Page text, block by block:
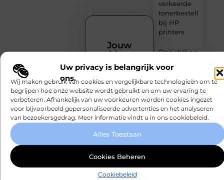
Uw privacy is belangrijk voor
ons.
Wij maken gebruik van cookies en vergelijkbare technologieën om te
begrijpen hoe onze website wordt gebruikt en om uw ervaring te
verbeteren. Afhankelijk van uw voorkeuren worden cookies ingezet
voor bijvoorbeeld gepersonaliseerde advertenties en het analyseren
van bezoekersgedrag. Meer informatie vindt u in ons cookiebeleid.
Alles Toestaan
Cookies Beheren
Cookiebeleid
verkeerde
tonerbestelling
bij HP
printers
Onzichtbare
met
maximaal
comfort
Fysio
Bleiswijk:
voor een
Jouw
blog
verdient
een
podium!
Heb jij iets
te delen?
Laat jouw
stem horen
op
MundaMarketing.nl.
Publiceer
je blogs,